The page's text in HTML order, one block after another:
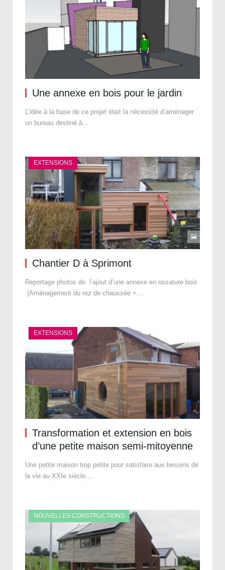
Une annexe en bois pour le jardin
L’idée à la base de ce projet était la nécessité d’aménager
un bureau destiné à…
EXTENSIONS
Chantier D à Sprimont
Reportage photos de l’ajout d’une annexe en ossature bois
(Aménagement du rez de chaussée +…
EXTENSIONS
Transformation et extension en bois
d’une petite maison semi-mitoyenne
Une petite maison trop petite pour satisfaire aux besoins de
la vie au XXIe siècle.…
NOUVELLES CONSTRUCTIONS